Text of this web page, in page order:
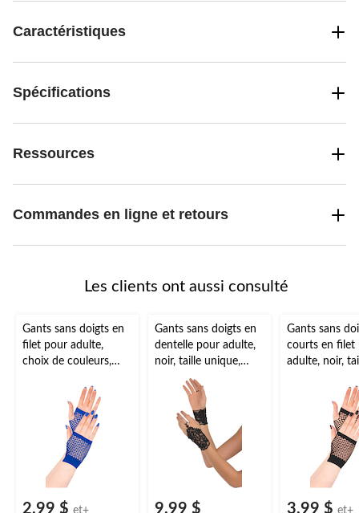
Caractéristiques
Spécifications
Ressources
Commandes en ligne et retours
Les clients ont aussi consulté
Gants sans doigts en
filet pour adulte,
choix de couleurs,
accessoire de
costume à porter
pour l'Halloween
2,99 $
Gants sans doigts en
dentelle pour adulte,
noir, taille unique,
accessoire de
costume à porter
pour l'Halloween
9,99 $
Gants sans
courts en filet
adulte, noir,
costume à
pour
3,99 $